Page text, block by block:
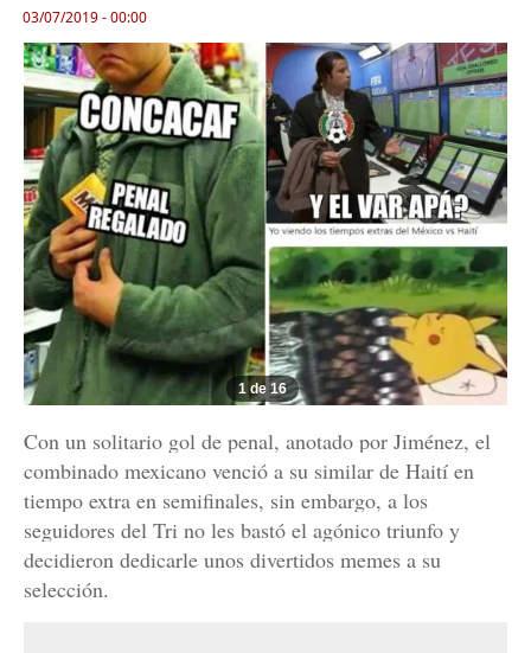
03/07/2019 - 00:00
1 de 16
Con un solitario gol de penal, anotado por Jiménez, el
combinado mexicano venció a su similar de Haití en
tiempo extra en semifinales, sin embargo, a los
seguidores del Tri no les bastó el agónico triunfo y
decidieron dedicarle unos divertidos memes a su
selección.